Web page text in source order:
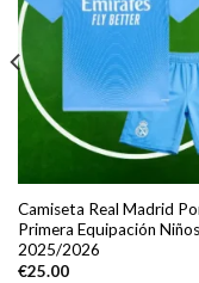
Camiseta Real Madrid
Primera Equipación Niños
2025/2026
€25.00